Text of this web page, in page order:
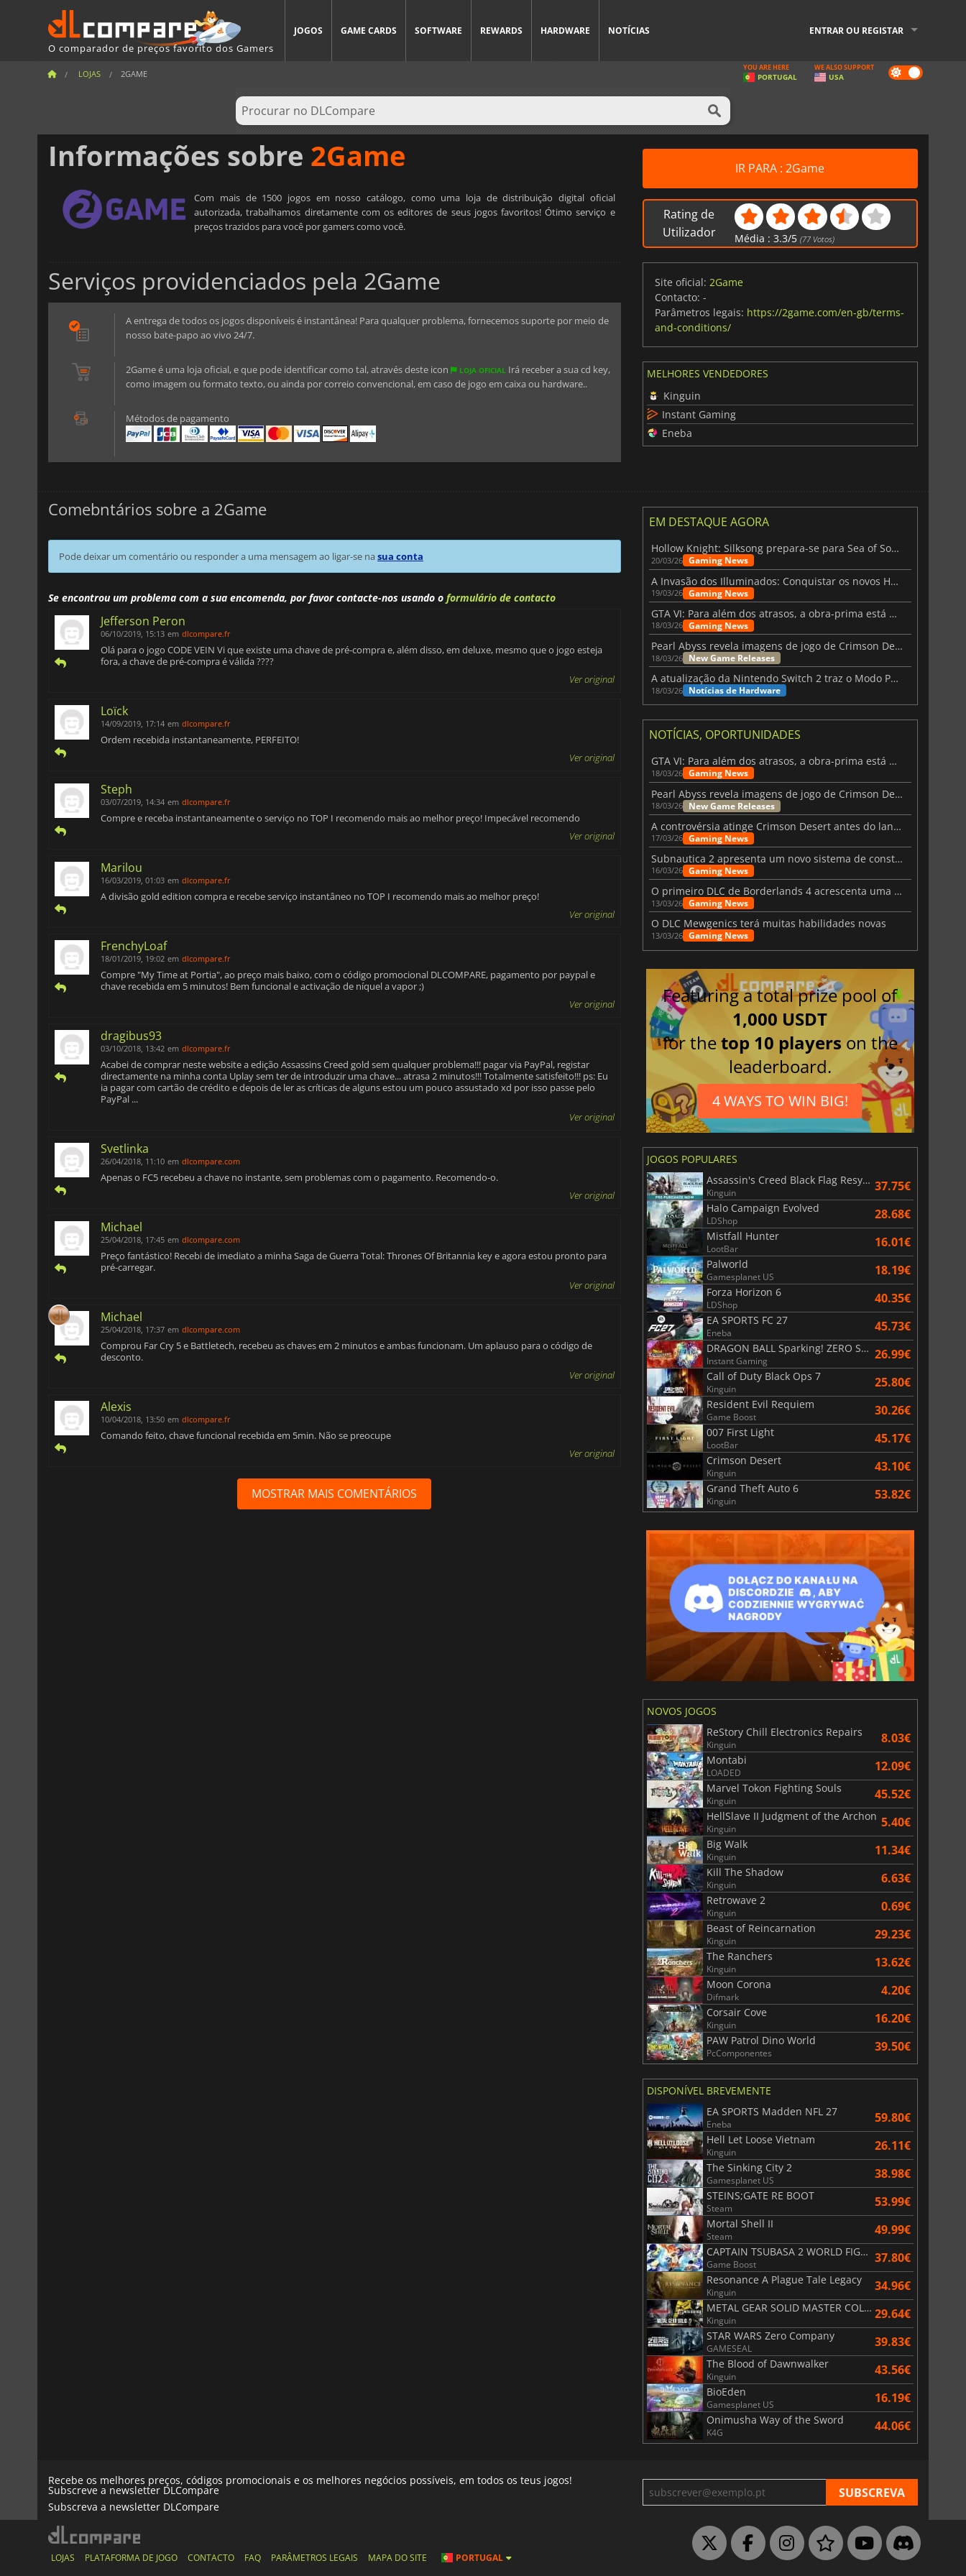
O comparador de preços favorito dos Gamers
JOGOS GAME CARDS SOFTWARE REWARDS HARDWARE NOTÍCIAS ENTRAR OU REGISTAR
LOJAS 2GAME Dark
mode
YOU ARE HERE
PORTUGAL
WE ALSO SUPPORT
USA
Informações sobre 2Game
Com mais de 1500 jogos em nosso catálogo, como uma loja de distribuição digital oficial
autorizada, trabalhamos diretamente com os editores de seus jogos favoritos! Ótimo serviço e
preços trazidos para você por gamers como você.
Serviços providenciados pela 2Game
A entrega de todos os jogos disponíveis é instantânea! Para qualquer problema, fornecemos suporte por meio de
nosso bate-papo ao vivo 24/7.
2Game é uma loja oficial, e que pode identificar como tal, através deste icon LOJA OFICIALIrá receber a sua cd key,
como imagem ou formato texto, ou ainda por correio convencional, em caso de jogo em caixa ou hardware..
Métodos de pagamento
IR PARA : 2Game
Rating de
Utilizador
Média :3.3/5 (77 Votos)
Site oficial: 2Game
Contacto: -
Parâmetros legais: https://2game.com/en-gb/terms-
and-conditions/
MELHORES VENDEDORES
Kinguin
Instant Gaming
Eneba
Comebntários sobre a 2Game
Pode deixar um comentário ou responder a uma mensagem ao ligar-se nasua conta
Se encontrou um problema com a sua encomenda, por favor contacte-nos usando o formulário de contacto
Jefferson Peron
06/10/2019, 15:13 em dlcompare.fr
Olá para o jogo CODE VEIN Vi que existe uma chave de pré-compra e, além disso, em deluxe, mesmo que o jogo esteja
fora, a chave de pré-compra é válida ????
Ver original
Loïck
14/09/2019, 17:14 em dlcompare.fr
Ordem recebida instantaneamente, PERFEITO!
Ver original
Steph
03/07/2019, 14:34 em dlcompare.fr
Compre e receba instantaneamente o serviço no TOP I recomendo mais ao melhor preço! Impecável recomendo
Ver original
Marilou
16/03/2019, 01:03 em dlcompare.fr
A divisão gold edition compra e recebe serviço instantâneo no TOP I recomendo mais ao melhor preço!
Ver original
FrenchyLoaf
18/01/2019, 19:02 em dlcompare.fr
Compre "My Time at Portia", ao preço mais baixo, com o código promocional DLCOMPARE, pagamento por paypal e
chave recebida em 5 minutos! Bem funcional e activação de níquel a vapor ;)
Ver original
dragibus93
03/10/2018, 13:42 em dlcompare.fr
Acabei de comprar neste website a edição Assassins Creed gold sem qualquer problema!!! pagar via PayPal, registar
directamente na minha conta Uplay sem ter de introduzir uma chave... atrasa 2 minutos!!! Totalmente satisfeito!!! ps: Eu
ia pagar com cartão de crédito e depois de ler as críticas de alguns estou um pouco assustado xd por isso passe pelo
PayPal ...
Ver original
Svetlinka
26/04/2018, 11:10 em dlcompare.com
Apenas o FC5 recebeu a chave no instante, sem problemas com o pagamento. Recomendo-o.
Ver original
Michael
25/04/2018, 17:45 em dlcompare.com
Preço fantástico! Recebi de imediato a minha Saga de Guerra Total: Thrones Of Britannia key e agora estou pronto para
pré-carregar.
Ver original
Michael
25/04/2018, 17:37 em dlcompare.com
Comprou Far Cry 5 e Battletech, recebeu as chaves em 2 minutos e ambas funcionam. Um aplauso para o código de
desconto.
Ver original
Alexis
10/04/2018, 13:50 em dlcompare.fr
Comando feito, chave funcional recebida em 5min. Não se preocupe
Ver original
MOSTRAR MAIS COMENTÁRIOS
EM DESTAQUE AGORA
Hollow Knight: Silksong prepara-se para Sea of Sorrow com um patch
20/03/26 Gaming News
A Invasão dos Illuminados: Conquistar os novos Helldivers 2 Atualização!
19/03/26 Gaming News
GTA VI: Para além dos atrasos, a obra-prima está quase a chegar
18/03/26 Gaming News
Pearl Abyss revela imagens de jogo de Crimson Desert para a PS5
18/03/26 New Game Releases
A atualização da Nintendo Switch 2 traz o Modo Portátil aos jogos mais antigos da Switch
18/03/26 Notícias de Hardware
NOTÍCIAS, OPORTUNIDADES
GTA VI: Para além dos atrasos, a obra-prima está quase a chegar
18/03/26 Gaming News
Pearl Abyss revela imagens de jogo de Crimson Desert para a PS5
18/03/26 New Game Releases
A controvérsia atinge Crimson Desert antes do lançamento
17/03/26 Gaming News
Subnautica 2 apresenta um novo sistema de construção de bases
16/03/26 Gaming News
O primeiro DLC de Borderlands 4 acrescenta uma nova personagem e muito mais
13/03/26 Gaming News
O DLC Mewgenics terá muitas habilidades novas
13/03/26 Gaming News
Featuring a total prize pool of
1,000 USDT
for thetop 10 players on the
leaderboard.
4 WAYS TO WIN BIG!
JOGOS POPULARES
Assassin's Creed Black Flag Resynced
Kinguin 37.75€
Halo Campaign Evolved
LDShop 28.68€
Mistfall Hunter
LootBar 16.01€
Palworld
Gamesplanet US 18.19€
Forza Horizon 6
LDShop 40.35€
EA SPORTS FC 27
Eneba 45.73€
DRAGON BALL Sparking! ZERO Super Limit Breaking NEO
Instant Gaming 26.99€
Call of Duty Black Ops 7
Kinguin 25.80€
Resident Evil Requiem
Game Boost 30.26€
007 First Light
LootBar 45.17€
Crimson Desert
Kinguin 43.10€
Grand Theft Auto 6
Kinguin 53.82€
NOVOS JOGOS
ReStory Chill Electronics Repairs
Kinguin 8.03€
Montabi
LOADED 12.09€
Marvel Tokon Fighting Souls
Kinguin 45.52€
HellSlave II Judgment of the Archon
Kinguin 5.40€
Big Walk
Kinguin 11.34€
Kill The Shadow
Kinguin 6.63€
Retrowave 2
Kinguin 0.69€
Beast of Reincarnation
Kinguin 29.23€
The Ranchers
Kinguin 13.62€
Moon Corona
Difmark 4.20€
Corsair Cove
Kinguin 16.20€
PAW Patrol Dino World
PcComponentes 39.50€
DISPONÍVEL BREVEMENTE
EA SPORTS Madden NFL 27
Eneba 59.80€
Hell Let Loose Vietnam
Kinguin 26.11€
The Sinking City 2
Gamesplanet US 38.98€
STEINS;GATE RE BOOT
Steam 53.99€
Mortal Shell II
Steam 49.99€
CAPTAIN TSUBASA 2 WORLD FIGHTERS
Game Boost 37.80€
Resonance A Plague Tale Legacy
Kinguin 34.96€
METAL GEAR SOLID MASTER COLLECTION Vol.2
Kinguin 29.64€
STAR WARS Zero Company
GAMESEAL 39.83€
The Blood of Dawnwalker
Kinguin 43.56€
BioEden
Gamesplanet US 16.19€
Onimusha Way of the Sword
K4G 44.06€
Recebe os melhores preços, códigos promocionais e os melhores negócios possíveis, em todos os teus jogos!
Subscreve a newsletter DLCompare
Subscreva a newsletter DLCompare
LOJAS PLATAFORMA DE JOGO CONTACTO FAQ PARÂMETROS LEGAIS MAPA DO SITE PORTUGAL